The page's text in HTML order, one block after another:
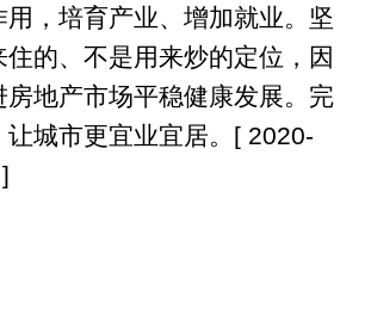
用，培育产业、增加就业。坚
的、不是用来炒的定位，因
房地产市场平稳健康发展。完
让城市更宜业宜居。[ 2020-